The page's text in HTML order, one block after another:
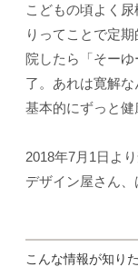
こどもの頃よく
りってことで定
院したら「そー
了。あれは寛解な
基本的にずっと健
2018年7月1日よ
デザイン屋さん、
こんな情報が知り